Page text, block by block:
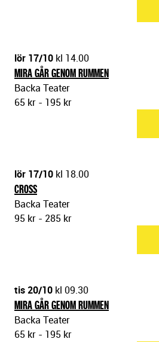
lör 17/10 kl 14.00
MIRA GÅR GENOM RUMMEN
Backa Teater
65 kr - 195 kr
lör 17/10 kl 18.00
CROSS
Backa Teater
95 kr - 285 kr
tis 20/10 kl 09.30
MIRA GÅR GENOM RUMMEN
Backa Teater
65 kr - 195 kr